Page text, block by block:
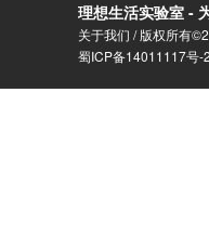
理想生活实验室 -
关于我们 / 版权所有
蜀ICP备14011117号-2